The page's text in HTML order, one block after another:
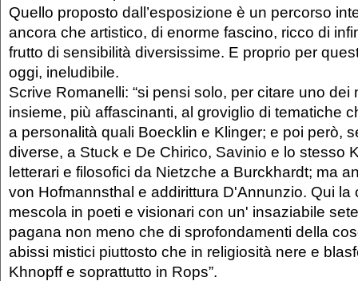
Quello proposto dall’esposizione è un percorso
ancora che artistico, di enorme fascino, ricco di
frutto di sensibilità diversissime. E proprio per
oggi, ineludibile.
Scrive Romanelli: “si pensi solo, per citare uno dei
insieme, più affascinanti, al groviglio di tematiche
a personalità quali Boecklin e Klinger; e poi però,
diverse, a Stuck e De Chirico, Savinio e lo stesso
letterari e filosofici da Nietzche a Burckhardt; ma
von Hofmannsthal e addirittura D'Annunzio. Qui la
mescola in poeti e visionari con un' insaziabile
pagana non meno che di sprofondamenti della
abissi mistici piuttosto che in religiosità nere e
Khnopff e soprattutto in Rops”.